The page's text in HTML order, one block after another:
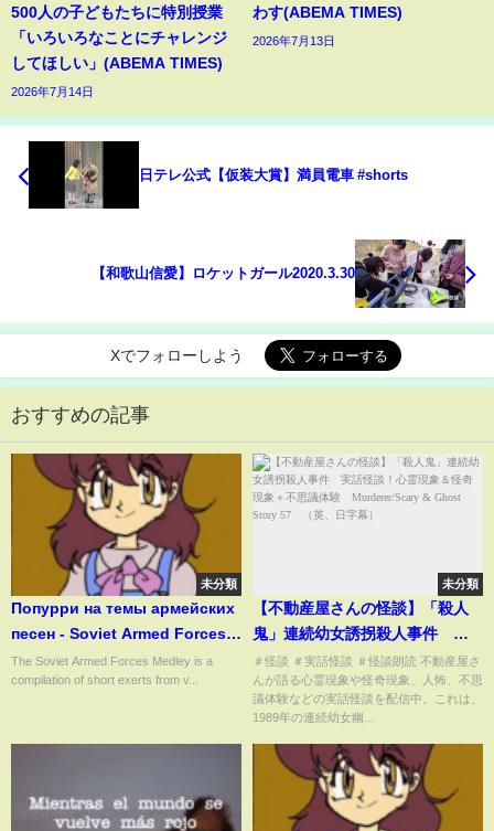
500人の子どもたちに特別授業
「いろいろなことにチャレンジ
してほしい」(ABEMA TIMES)
2026年7月14日
わす(ABEMA TIMES)
2026年7月13日
日テレ公式【仮装大賞】満員電車 #shorts
【和歌山信愛】ロケットガール2020.3.30
Xでフォローしよう
おすすめの記事
未分類
Попурри на темы армейских
песен - Soviet Armed Forces
Medley (English Lyrics)
The Soviet Armed Forces Medley is a
compilation of short exerts from v...
未分類
【不動産屋さんの怪談】「殺人
鬼」連続幼女誘拐殺人事件 実
話怪談！心霊現象＆怪奇現象＋
不思議体験 Murderer/Scary &
Ghost Story 57 （英、日字
＃怪談 ＃実話怪談 ＃怪談朗読 不動産屋さ
んが語る心霊現象や怪奇現象、人怖、不思
議体験などの実話怪談を配信中。これは、
1989年の連続幼女幽...